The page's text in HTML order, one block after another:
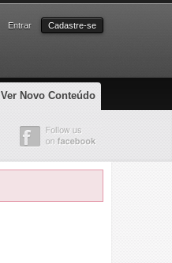
Entrar Cadastre-se
Ver Novo Conteúdo